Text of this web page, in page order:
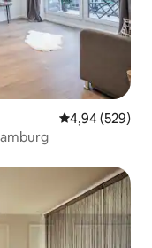
4,94 av 5 i
4,94 (529)